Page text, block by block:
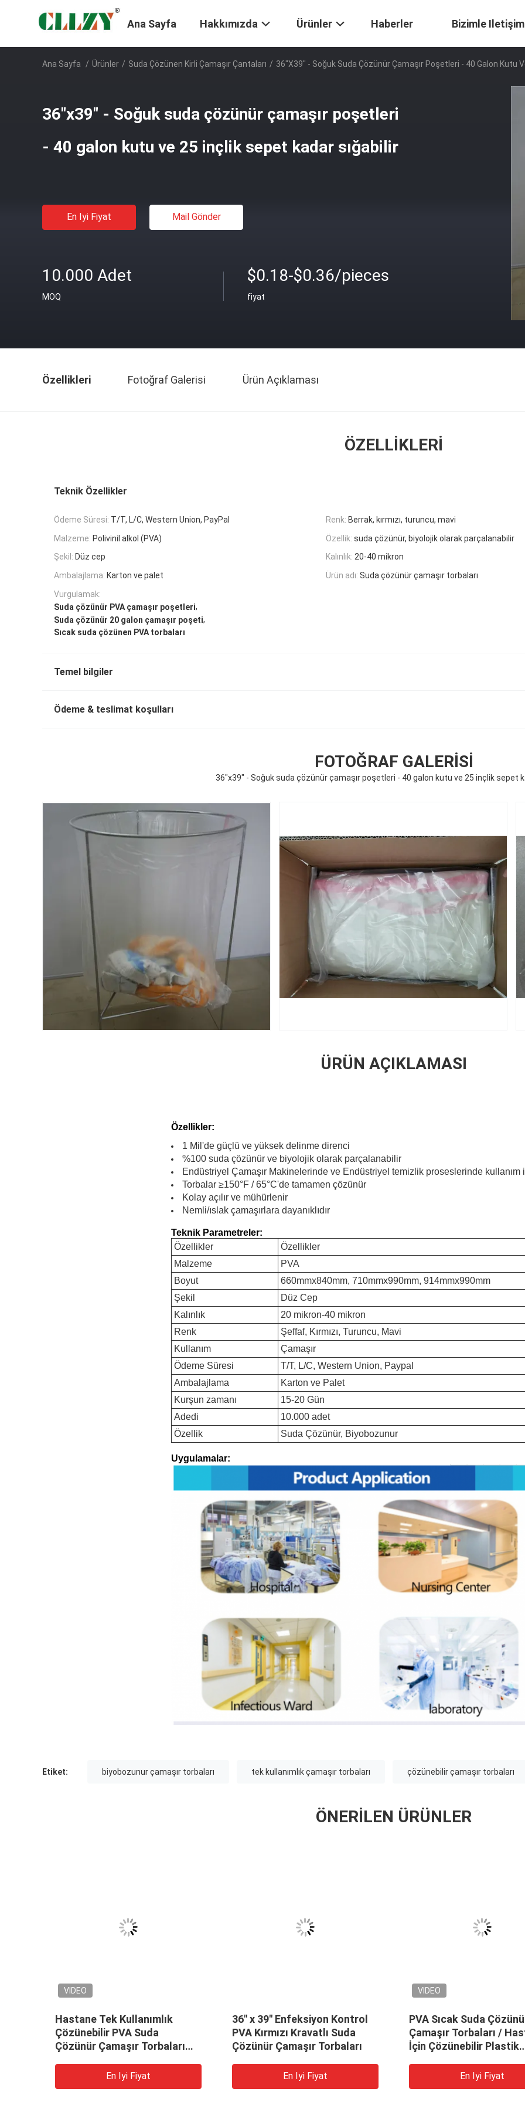
Ana Sayfa Hakkımızda Ürünler Haberler Bizimle
Ana Sayfa / Ürünler / Suda Çözünen Kirli Çamaşır Çantaları / 36"x39" - Soğuk Suda Çözünür Çamaşır Poşetleri - 40 Galon Kutu
36"x39" - Soğuk suda çözünür çamaşır poşetleri
- 40 galon kutu ve 25 inçlik sepet kadar sığabilir
En Iyi Fiyat Mail Gönder
10.000 Adet
MOQ
$0.18-$0.36/pieces
fiyat
Özellikleri Fotoğraf Galerisi Ürün Açıklaması
ÖZELLIKLERI
Teknik Özellikler
Ödeme Süresi: T/T, L/C, Western Union, PayPal Renk: Berrak, kırmızı, turuncu, mavi
Malzeme: Polivinil alkol (PVA) Özellik: suda çözünür, biyolojik olarak parçalanabilir
Şekil: Düz cep Kalınlık: 20-40 mikron
Ambalajlama: Karton ve palet Ürün adı: Suda çözünür çamaşır torbaları
Vurgulamak:
Suda çözünür PVA çamaşır poşetleri,
Suda çözünür 20 galon çamaşır poşeti,
Sıcak suda çözünen PVA torbaları
Temel bilgiler
Ödeme & teslimat koşulları
FOTOĞRAF GALERISI
36"x39" - Soğuk suda çözünür çamaşır poşetleri - 40 galon kutu ve 25 inçlik sepet
ÜRÜN AÇIKLAMASI
Özellikler:
1 Mil'de güçlü ve yüksek delinme direnci
%100 suda çözünür ve biyolojik olarak parçalanabilir
Endüstriyel Çamaşır Makinelerinde ve Endüstriyel temizlik proseslerinde kullanım
Torbalar ≥150°F / 65°C'de tamamen çözünür
Kolay açılır ve mühürlenir
Nemli/ıslak çamaşırlara dayanıklıdır
Teknik Parametreler:
Özellikler
Özellikler
Malzeme
PVA
Boyut
660mmx840mm, 710mmx990mm, 914mmx990mm
Şekil
Düz Cep
Kalınlık
20 mikron-40 mikron
Renk
Şeffaf, Kırmızı, Turuncu, Mavi
Kullanım
Çamaşır
Ödeme Süresi
T/T, L/C, Western Union, Paypal
Ambalajlama
Karton ve Palet
Kurşun zamanı
15-20 Gün
Adedi
10.000 adet
Özellik
Suda Çözünür, Biyobozunur
Uygulamalar:
Etiket: biyobozunur çamaşır torbaları tek kullanımlık çamaşır torbaları çözünebilir çamaşır torbaları
ÖNERILEN ÜRÜNLER
VIDEO
Hastane Tek Kullanımlık
Çözünebilir PVA Suda
Çözünür Çamaşır Torbaları
En Iyi Fiyat
36" x 39" Enfeksiyon Kontrol
PVA Kırmızı Kravatlı Suda
Çözünür Çamaşır Torbaları
En Iyi Fiyat
VIDEO
PVA Sıcak Suda
Çamaşır Torbaları /
İçin Çözünebilir Plastik
En Iyi Fiyat